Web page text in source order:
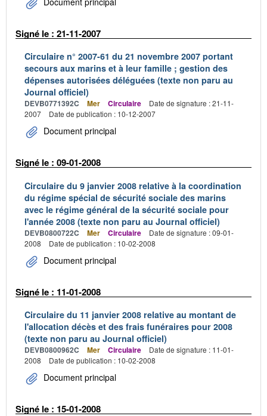
Signé le : 21-11-2007
Circulaire n° 2007-61 du 21 novembre 2007 portant
secours aux marins et à leur famille ; gestion des
dépenses autorisées déléguées (texte non paru au
Journal officiel)
DEVB0771392C Mer Circulaire
Date de signature : 21-11-
2007
Date de publication : 10-12-2007
Document principal
Signé le : 09-01-2008
Circulaire du 9 janvier 2008 relative à la coordination
du régime spécial de sécurité sociale des marins
avec le régime général de la sécurité sociale pour
l'année 2008 (texte non paru au Journal officiel)
DEVB0800722C Mer Circulaire
Date de signature : 09-01-
2008
Date de publication : 10-02-2008
Document principal
Signé le : 11-01-2008
Circulaire du 11 janvier 2008 relative au montant de
l'allocation décès et des frais funéraires pour 2008
(texte non paru au Journal officiel)
DEVB0800962C Mer Circulaire
Date de signature : 11-01-
2008
Date de publication : 10-02-2008
Document principal
Signé le : 15-01-2008